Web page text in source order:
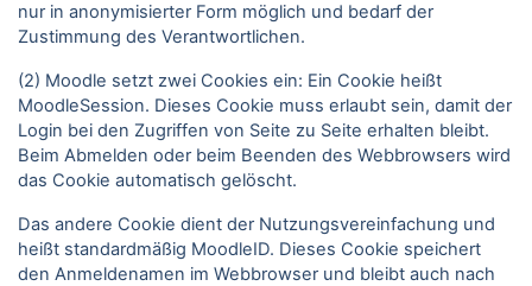
nur in anonymisierter Form möglich und bedarf der
Zustimmung des Verantwortlichen.
(2) Moodle setzt zwei Cookies ein: Ein Cookie heißt
MoodleSession. Dieses Cookie muss erlaubt sein, damit der
Login bei den Zugriffen von Seite zu Seite erhalten bleibt.
Beim Abmelden oder beim Beenden des Webbrowsers wird
das Cookie automatisch gelöscht.
Das andere Cookie dient der Nutzungsvereinfachung und
heißt standardmäßig MoodleID. Dieses Cookie speichert
den Anmeldenamen im Webbrowser und bleibt auch nach